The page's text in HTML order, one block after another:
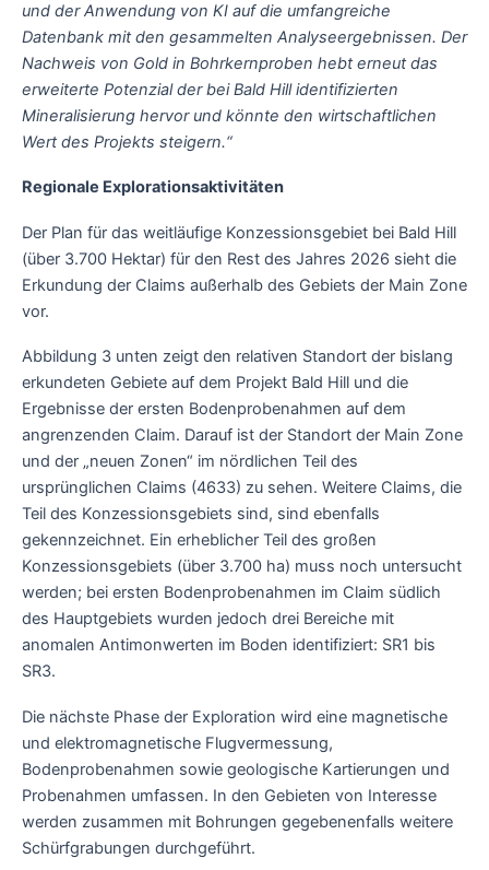
und der Anwendung von KI auf die umfangreiche
Datenbank mit den gesammelten Analyseergebnissen. Der
Nachweis von Gold in Bohrkernproben hebt erneut das
erweiterte Potenzial der bei Bald Hill identifizierten
Mineralisierung hervor und könnte den wirtschaftlichen
Wert des Projekts steigern.“
Regionale Explorationsaktivitäten
Der Plan für das weitläufige Konzessionsgebiet bei Bald Hill
(über 3.700 Hektar) für den Rest des Jahres 2026 sieht die
Erkundung der Claims außerhalb des Gebiets der Main Zone
vor.
Abbildung 3 unten zeigt den relativen Standort der bislang
erkundeten Gebiete auf dem Projekt Bald Hill und die
Ergebnisse der ersten Bodenprobenahmen auf dem
angrenzenden Claim. Darauf ist der Standort der Main Zone
und der „neuen Zonen“ im nördlichen Teil des
ursprünglichen Claims (4633) zu sehen. Weitere Claims, die
Teil des Konzessionsgebiets sind, sind ebenfalls
gekennzeichnet. Ein erheblicher Teil des großen
Konzessionsgebiets (über 3.700 ha) muss noch untersucht
werden; bei ersten Bodenprobenahmen im Claim südlich
des Hauptgebiets wurden jedoch drei Bereiche mit
anomalen Antimonwerten im Boden identifiziert: SR1 bis
SR3.
Die nächste Phase der Exploration wird eine magnetische
und elektromagnetische Flugvermessung,
Bodenprobenahmen sowie geologische Kartierungen und
Probenahmen umfassen. In den Gebieten von Interesse
werden zusammen mit Bohrungen gegebenenfalls weitere
Schürfgrabungen durchgeführt.